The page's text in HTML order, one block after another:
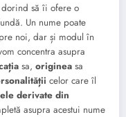
să îi ofere o
Un nume poate
noi, dar și modul în
concentra asupra
sa, originea sa
celor care îl
derivate din
asupra acestui nume